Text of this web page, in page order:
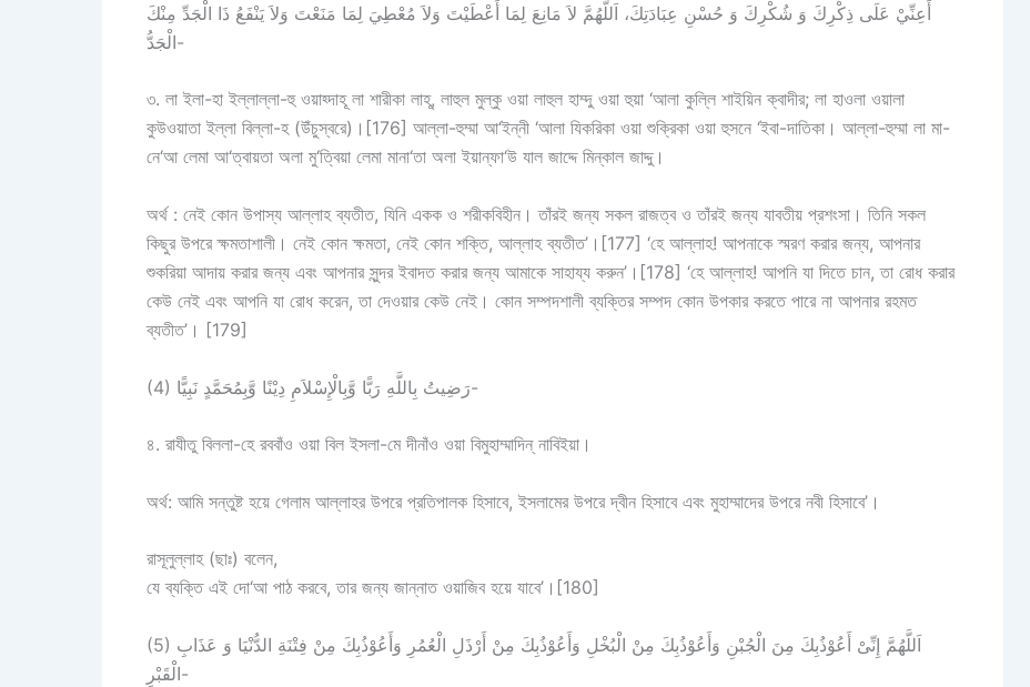
أَعِنِّيْ عَلَى ذِكْرِكَ وَ شُكْرِكَ وَ حُسْنِ عِبَادَتِكَ، اَللَّهُمَّ لاَ مَانِعَ لِمَا أَعْطَيْتَ وَلاَ مُعْطِيَ لِمَا مَنَعْتَ وَلاَ يَنْفَعُ ذَا الْجَدِّ مِنْكَ
الْجَدُّ-
৩. লা ইলা-হা ইল্লাল্লা-হু ওয়াহ্দাহূ লা শারীকা লাহূ, লাহুল মুল্কু ওয়া লাহুল হাম্দু ওয়া হুয়া ‘আলা কুল্লি শাইয়িন ক্বাদীর; লা হাওলা ওয়ালা
কুউওয়াতা ইল্লা বিল্লা-হ (উঁচুস্বরে)।[176] আল্লা-হুম্মা আ‘ইন্নী ‘আলা যিকরিকা ওয়া শুক্রিকা ওয়া হুসনে ‘ইবা-দাতিকা। আল্লা-হুম্মা লা মা-
নে‘আ লেমা আ‘ত্বায়তা অলা মু‘ত্বিয়া লেমা মানা‘তা অলা ইয়ান্ফা‘উ যাল জাদ্দে মিন্কাল জাদ্দু।
অর্থ : নেই কোন উপাস্য আল্লাহ ব্যতীত, যিনি একক ও শরীকবিহীন। তাঁরই জন্য সকল রাজত্ব ও তাঁরই জন্য যাবতীয় প্রশংসা। তিনি সকল
কিছুর উপরে ক্ষমতাশালী। নেই কোন ক্ষমতা, নেই কোন শক্তি, আল্লাহ ব্যতীত’।[177] ‘হে আল্লাহ! আপনাকে স্মরণ করার জন্য, আপনার
শুকরিয়া আদায় করার জন্য এবং আপনার সুন্দর ইবাদত করার জন্য আমাকে সাহায্য করুন’।[178] ‘হে আল্লাহ! আপনি যা দিতে চান, তা রোধ করার
কেউ নেই এবং আপনি যা রোধ করেন, তা দেওয়ার কেউ নেই। কোন সম্পদশালী ব্যক্তির সম্পদ কোন উপকার করতে পারে না আপনার রহমত
ব্যতীত’। [179]
(4) رَضِيتُ بِاللَّهِ رَبًّا وَّبِالْإِسْلاَمِ دِيْنًا وَّبِمُحَمَّدٍ نَبِيًّا-
৪. রাযীতু বিললা-হে রববাঁও ওয়া বিল ইসলা-মে দীনাঁও ওয়া বিমুহাম্মাদিন্ নাবিইয়া।
অর্থ: আমি সন্তুষ্ট হয়ে গেলাম আল্লাহর উপরে প্রতিপালক হিসাবে, ইসলামের উপরে দ্বীন হিসাবে এবং মুহাম্মাদের উপরে নবী হিসাবে’।
রাসূলুল্লাহ (ছাঃ) বলেন,
যে ব্যক্তি এই দো‘আ পাঠ করবে, তার জন্য জান্নাত ওয়াজিব হয়ে যাবে’।[180]
(5) اَللَّهُمَّ إِنِّىْ أَعُوْذُبِكَ مِنَ الْجُبْنِ وَأَعُوْذُبِكَ مِنْ الْبُخْلِ وَأَعُوْذُبِكَ مِنْ أَرْذَلِ الْعُمُرِ وَأَعُوْذُبِكَ مِنْ فِتْنَةِ الدُّنْيَا وَ عَذَابِ
الْقَبْرِ-